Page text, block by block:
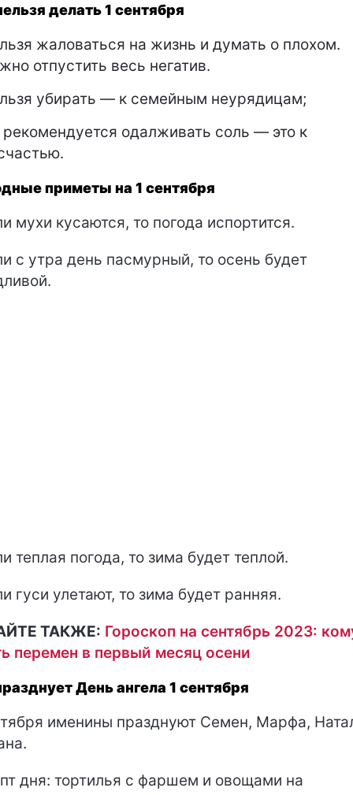
делать 1 сентября
жаловаться на жизнь и думать о плохом.
отпустить весь негатив.
убирать — к семейным неурядицам;
одалживать соль — это к
приметы на 1 сентября
мухи кусаются, то погода испортится.
с утра день пасмурный, то осень будет
теплая погода, то зима будет теплой.
гуси улетают, то зима будет ранняя.
ТАКЖЕ: Гороскоп на сентябрь 2023:
перемен в первый месяц осени
День ангела 1 сентября
именины празднуют Семен, Марфа,
дня: тортилья с фаршем и овощами на